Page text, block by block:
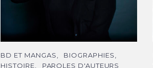
Catel Muller © Mathieu Zazzo
C
A
BD ET MANGAS
BIOGRAPHIES
HISTOIRE
PAROLES D'AUTEURS